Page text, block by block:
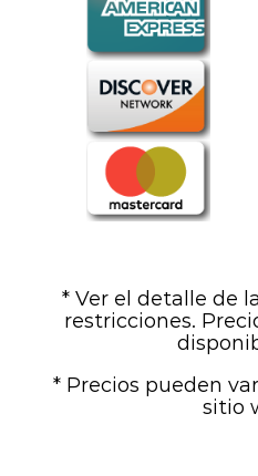
* Ver el detalle de
restricciones.
* Precios pueden
sitio